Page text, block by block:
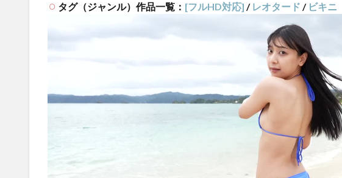
タグ（ジャンル）作品一覧： [フルHD対応] / レオタード / ビキニ